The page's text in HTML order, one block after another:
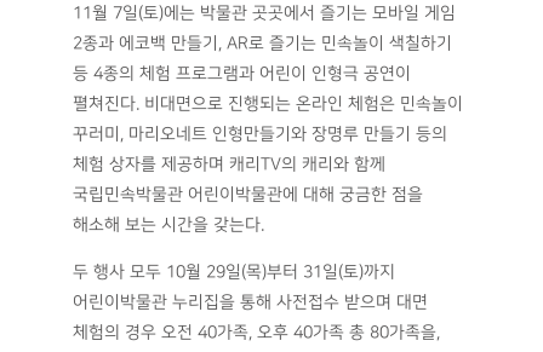
11월 7일(토)에는 박물관 곳곳에서 즐기는 모바일 게임
2종과 에코백 만들기, AR로 즐기는 민속놀이 색칠하기
등 4종의 체험 프로그램과 어린이 인형극 공연이
펼쳐진다. 비대면으로 진행되는 온라인 체험은 민속놀이
꾸러미, 마리오네트 인형만들기와 장명루 만들기 등의
체험 상자를 제공하며 캐리TV의 캐리와 함께
국립민속박물관 어린이박물관에 대해 궁금한 점을
해소해 보는 시간을 갖는다.
두 행사 모두 10월 29일(목)부터 31일(토)까지
어린이박물관 누리집을 통해 사전접수 받으며 대면
체험의 경우 오전 40가족, 오후 40가족 총 80가족을,